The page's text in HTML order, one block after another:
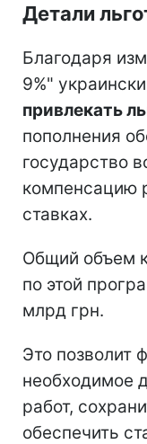
Детали
Благодаря
9%"
привлекать
пополнения
государство
компенсацию
ставках.
Общий объем
по этой
млрд грн.
Это позволит
необходимое
работ,
обеспечить